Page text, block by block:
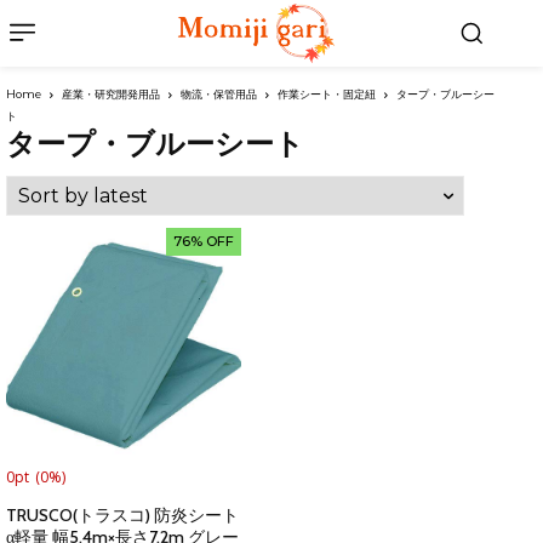
Home 産業・研究開発用品 物流・保管用品 作業シート・固定紐
タープ・ブルーシー
ト
タープ・ブルーシート
76% OFF
0pt (0%)
TRUSCO(トラスコ) 防炎シート
α軽量 幅5.4m×長さ7.2m グレー